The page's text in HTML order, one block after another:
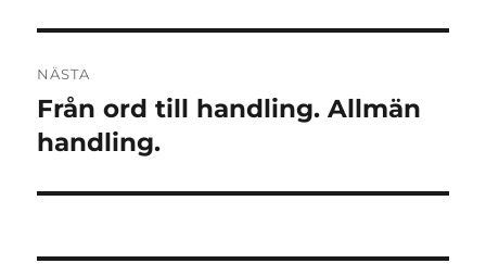
NÄSTA
Nästa
inlägg:
Från ord till handling. Allmän
handling.